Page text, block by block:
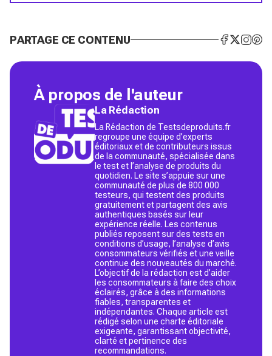
PARTAGE CE CONTENU
À propos de l'auteur
La Rédaction
La Rédaction de Testsdeproduits.fr
regroupe une équipe d’experts
éditoriaux et de contributeurs issus
de la communauté, spécialisée dans
le test et l’analyse de produits du
quotidien. Le site s’appuie sur une
communauté de plus de 800 000
testeurs, qui testent des produits
gratuitement et partagent des avis
authentiques basés sur leur
expérience réelle. Les contenus
publiés reposent sur des tests en
conditions d’usage, l’analyse d’avis
consommateurs vérifiés et une veille
continue des nouveautés du marché.
L’objectif de la rédaction est d’aider
les consommateurs à faire des choix
éclairés, grâce à des informations
fiables, transparentes et
indépendantes. Chaque article est
rédigé selon une charte éditoriale
exigeante, garantissant objectivité,
clarté et pertinence des
recommandations.